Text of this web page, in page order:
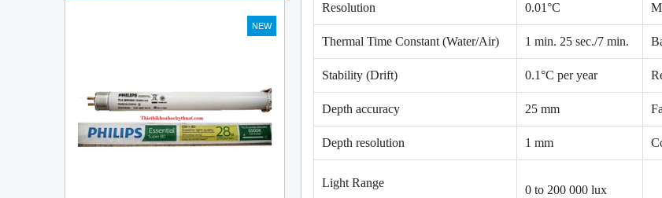
NEW NEW
Resolution 0.01°C
Thermal Time Constant (Water/Air) 1 min. 25 sec./7 min.
Stability (Drift) 0.1°C per year
Depth accuracy 25 mm
Depth resolution 1 mm
Light Range
0 to 200 000 lux